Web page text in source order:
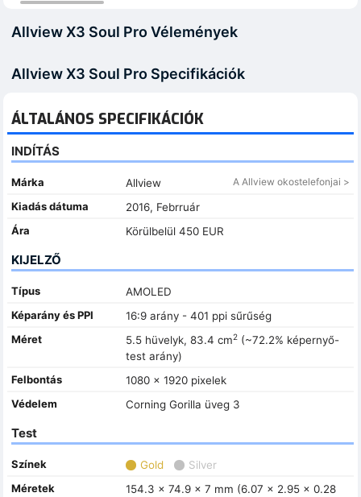
Allview X3 Soul Pro Vélemények
Allview X3 Soul Pro Specifikációk
ÁLTALÁNOS SPECIFIKÁCIÓK
INDÍTÁS
Márka Allview A Allview okostelefonjai >
Kiadás dátuma
2016, Febrruár
Ára
Körülbelül 450 EUR
KIJELZŐ
Típus
AMOLED
Képarány és PPI
16:9 arány - 401 ppi sűrűség
Méret
5.5 hüvelyk, 83.4 cm2(~72.2% képernyő-
test arány)
Felbontás
1080 x 1920 pixelek
Védelem
Corning Gorilla üveg 3
Test
Színek Gold
Silver
Méretek
154.3 x 74.9 x 7 mm (6.07 x 2.95 x 0.28